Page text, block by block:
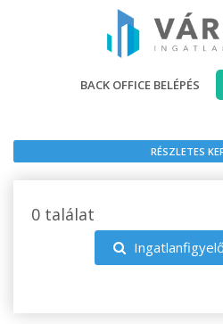
BACK OFFICE BELÉPÉS
RÉSZLETES
0 találat